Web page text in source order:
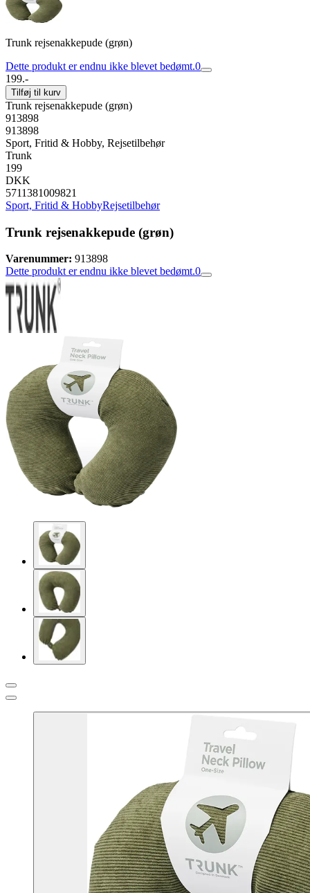
Trunk rejsenakkepude (grøn)
Dette produkt er endnu ikke blevet bedømt.0
199.-
Tilføj til kurv
Trunk rejsenakkepude (grøn)
913898
913898
Sport, Fritid & Hobby, Rejsetilbehør
Trunk
199
DKK
5711381009821
Sport, Fritid & HobbyRejsetilbehør
Trunk rejsenakkepude (grøn)
Varenummer: 913898
Dette produkt er endnu ikke blevet bedømt.0